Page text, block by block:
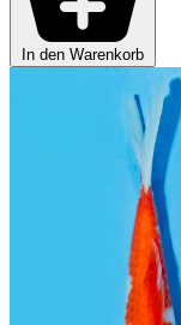
In den Warenkorb